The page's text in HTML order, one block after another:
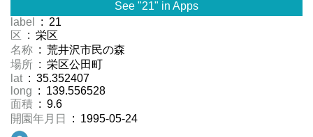
See "21" in Apps
label
: 21
区 : 栄区
名称 : 荒井沢市民の森
場所 : 栄区公田町
lat : 35.352407
long : 139.556528
面積 : 9.6
開園年月日
: 1995-05-24